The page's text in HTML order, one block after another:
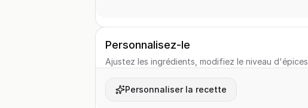
Personnalisez-le
Ajustez les ingrédients, modifiez le niveau
Personnaliser la recette